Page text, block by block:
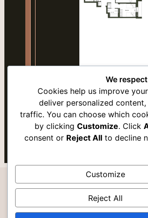
אופציה 2
DISCOVER PEACE IN ROMEMA
We
Cookies help us improve
deliver personalized
traffic. You can choose which
by clickingCustomize. Click
consent or Reject All to decline
Customize
Reject All